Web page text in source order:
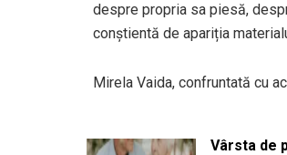
despre propria sa piesă,
conștientă de apariția
Mirela Vaida, confruntată cu
Vârsta de